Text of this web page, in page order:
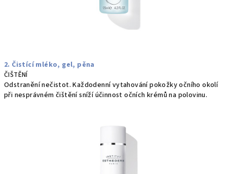
2. Čistící mléko, gel, pěna
ČIŠTĚNÍ
Odstranění nečistot. Každodenní vytahování pokožky očního okolí
při nesprávném čištění sníží účinnost očních krémů na polovinu.